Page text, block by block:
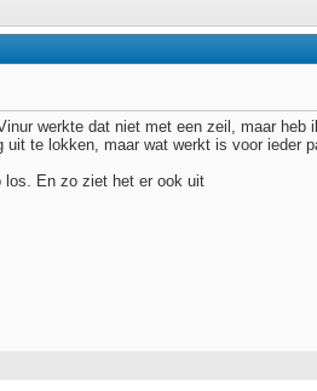
werkte dat niet met een zeil, maar heb
te lokken, maar wat werkt is voor ieder
los. En zo ziet het er ook uit